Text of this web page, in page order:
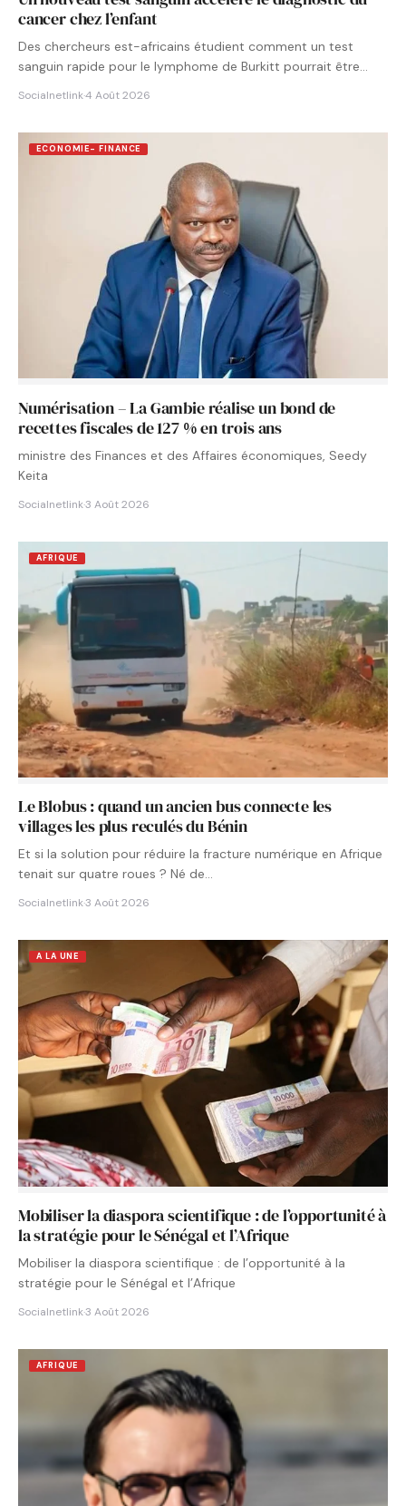
cancer chez l’enfant
Des chercheurs est-africains étudient comment un test
sanguin rapide pour le lymphome de Burkitt pourrait être
Socialnetlink·4 Août 2026
ECONOMIE- FINANCE
Numérisation – La Gambie réalise un bond de
recettes fiscales de 127 % en trois ans
ministre des Finances et des Affaires économiques, Seedy
Keita
Socialnetlink·3 Août 2026
AFRIQUE
Le Blobus : quand un ancien bus connecte les
villages les plus reculés du Bénin
Et si la solution pour réduire la fracture numérique en Afrique
tenait sur quatre roues ? Né de…
Socialnetlink·3 Août 2026
A LA UNE
Mobiliser la diaspora scientifique : de l’opportunité à
la stratégie pour le Sénégal et l’Afrique
Mobiliser la diaspora scientifique : de l’opportunité à la
stratégie pour le Sénégal et l’Afrique
Socialnetlink·3 Août 2026
AFRIQUE